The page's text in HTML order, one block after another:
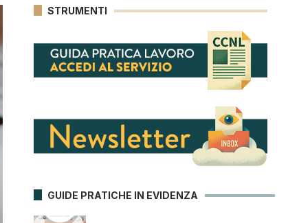
STRUMENTI
GUIDE PRATICHE IN EVIDENZA